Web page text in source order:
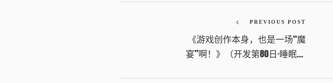
PREVIOUS POST
《游戏创作本身，也是一场“魔
宴”啊！》（开发第80日·睡眠不